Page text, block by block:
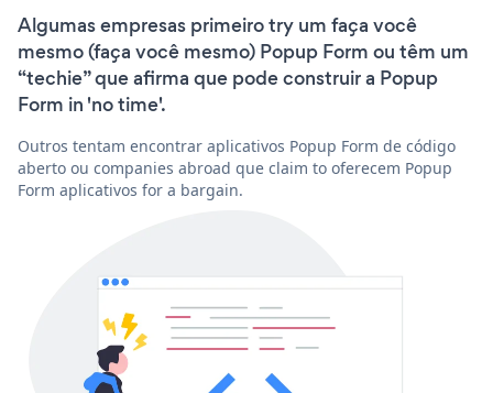
Algumas empresas primeiro try um faça você
mesmo (faça você mesmo) Popup Form ou têm um
“techie” que afirma que pode construir a Popup
Form in 'no time'.
Outros tentam encontrar aplicativos Popup Form de código
aberto ou companies abroad que claim to oferecem Popup
Form aplicativos for a bargain.